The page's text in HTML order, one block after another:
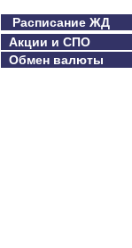
Расписание ЖД
Акции и СПО
Обмен валюты